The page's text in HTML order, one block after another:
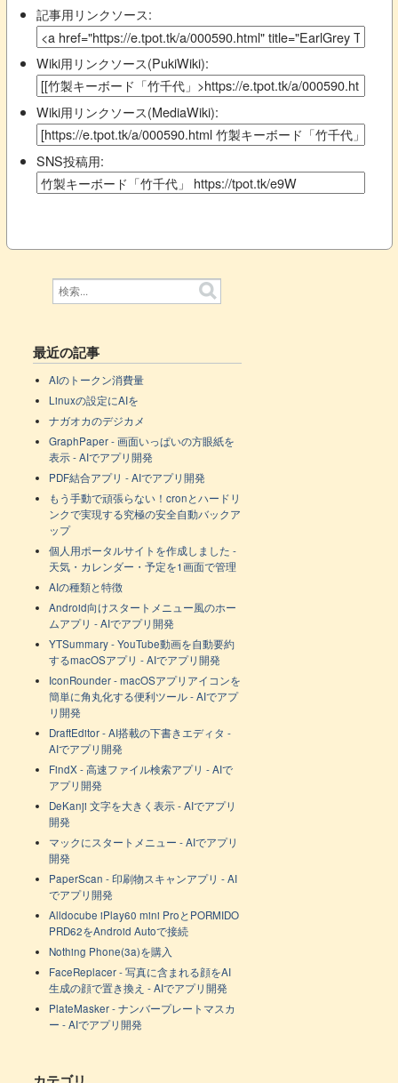
記事用リンクソース:
Wiki用リンクソース(PukiWiki):
Wiki用リンクソース(MediaWiki):
SNS投稿用:
最近の記事
AIのトークン消費量
Linuxの設定にAIを
ナガオカのデジカメ
GraphPaper - 画面いっぱいの方眼紙を
表示 - AIでアプリ開発
PDF結合アプリ - AIでアプリ開発
もう手動で頑張らない！cronとハードリ
ンクで実現する究極の安全自動バックア
ップ
個人用ポータルサイトを作成しました -
天気・カレンダー・予定を1画面で管理
AIの種類と特徴
Android向けスタートメニュー風のホー
ムアプリ - AIでアプリ開発
YTSummary - YouTube動画を自動要約
するmacOSアプリ - AIでアプリ開発
IconRounder - macOSアプリアイコンを
簡単に角丸化する便利ツール - AIでアプ
リ開発
DraftEditor - AI搭載の下書きエディタ -
AIでアプリ開発
FindX - 高速ファイル検索アプリ - AIで
アプリ開発
DeKanji 文字を大きく表示 - AIでアプリ
開発
マックにスタートメニュー - AIでアプリ
開発
PaperScan - 印刷物スキャンアプリ - AI
でアプリ開発
Alldocube iPlay60 mini ProとPORMIDO
PRD62をAndroid Autoで接続
Nothing Phone(3a)を購入
FaceReplacer - 写真に含まれる顔をAI
生成の顔で置き換え - AIでアプリ開発
PlateMasker - ナンバープレートマスカ
ー - AIでアプリ開発